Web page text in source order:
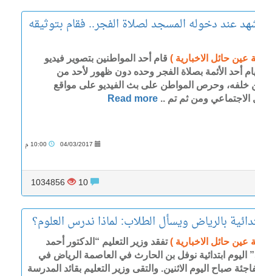
عند دخوله المسجد لصلاة الفجر.. فقام بتوثيقه
حائل الاخبارية ) قام أحد المواطنين بتصوير فيديو
أحد الأئمة بصلاة الفجر وحده دون ظهور لأحد من
خلفه، وحرص المواطن على بث الفيديو على مواقع
الاجتماعي ومن ثم تم .. Read more
04/03/2017
1034856
بالرياض ويسأل الطلاب: لماذا ندرس العلوم؟
حائل الاخبارية )
تفقد‫‫ وزير التعليم “الدكتور أحمد
العيسى” اليوم ابتدائية نوفل بن‬ الحارث في العاصمة الرياض في
صباح اليوم الاثنين. والتقى وزير التعليم بقائد المدرسة